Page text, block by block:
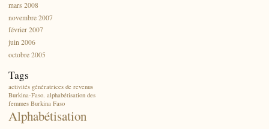
mars 2008
novembre 2007
février 2007
juin 2006
octobre 2005
Tags
activités génératrices de revenus
Burkina-Faso. alphabétisation des
femmes Burkina Faso
Alphabétisation